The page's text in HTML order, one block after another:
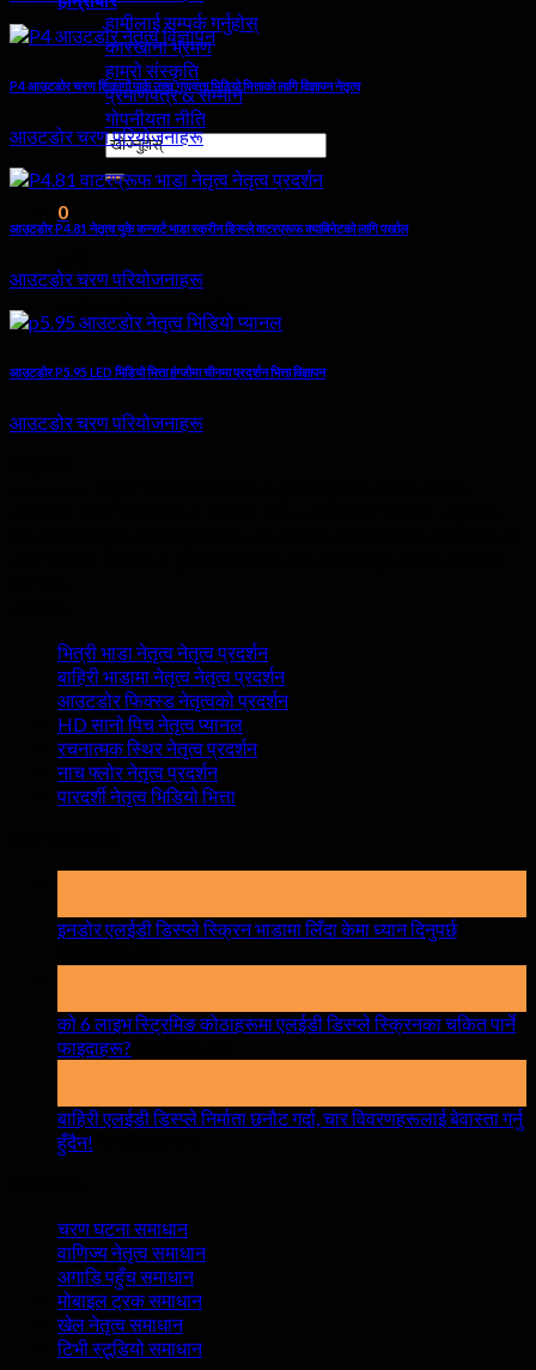
हामीलाई सम्पर्क गर्नुहोस्
कारखाना भ्रमण
हाम्रो संस्कृति
प्रमाणपत्र & सम्मान
गोपनीयता नीति
खोजी
गर्नुहोस्:
0
कार्टमा कुनै उत्पादनहरू छैनन्.
P4 आउटडोर चरण शिकागो पार्क उच्च गुणवत्ता भिडियो भित्ताको लागि विज्ञापन नेतृत्व
आउटडोर चरण परियोजनाहरू
आउटडोर P4.81 नेतृत्व युके कन्सर्ट भाडा स्क्रीन डिस्प्ले वाटरप्रूफ क्याबिनेटको लागि पर्खाल
आउटडोर चरण परियोजनाहरू
आउटडोर P5.95 LED भिडियो भित्ता हंग्जोमा चीनमा प्रदर्शन भित्ता विज्ञापन
आउटडोर चरण परियोजनाहरू
भित्री भाडा नेतृत्व नेतृत्व प्रदर्शन
बाहिरी भाडामा नेतृत्व नेतृत्व प्रदर्शन
आउटडोर फिक्स्ड नेतृत्वको प्रदर्शन
HD सानो पिच नेतृत्व प्यानल
रचनात्मक स्थिर नेतृत्व प्रदर्शन
नाच फ्लोर नेतृत्व प्रदर्शन
पारदर्शी नेतृत्व भिडियो भित्ता
इनडोर एलईडी डिस्प्ले स्क्रिन भाडामा लिँदा केमा ध्यान दिनुपर्छ
डिस्प्ले
केमा
को 6 लाइभ स्ट्रिमिङ कोठाहरूमा एलईडी डिस्प्ले स्क्रिनका चकित पार्ने
फाइदाहरू?
लाइभ
बाहिरी एलईडी डिस्प्ले निर्माता छनौट गर्दा, चार विवरणहरूलाई बेवास्ता गर्नु
हुँदैन!
छनौट
चार
बेवास्ता
चरण घटना समाधान
वाणिज्य नेतृत्व समाधान
अगाडि पहुँच समाधान
मोबाइल ट्रक समाधान
खेल नेतृत्व समाधान
टिभी स्टूडियो समाधान